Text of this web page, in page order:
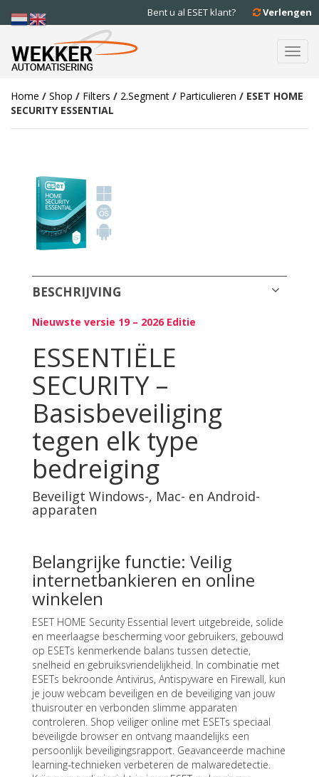
Bent u al ESET klant? Verlengen
Home / Shop / Filters / 2.Segment / Particulieren / ESET HOME
SECURITY ESSENTIAL
BESCHRIJVING
Nieuwste versie 19 – 2026 Editie
ESSENTIËLE
SECURITY –
Basisbeveiliging
tegen elk type
bedreiging
Beveiligt Windows-, Mac- en Android-
apparaten
Belangrijke functie: Veilig
internetbankieren en online
winkelen
ESET HOME Security Essential levert uitgebreide, solide
en meerlaagse bescherming voor gebruikers, gebouwd
op ESETs kenmerkende balans tussen detectie,
snelheid en gebruiksvriendelijkheid. In combinatie met
ESETs bekroonde Antivirus, Antispyware en Firewall, kun
je jouw webcam beveiligen en de beveiliging van jouw
thuisrouter en verbonden slimme apparaten
controleren. Shop veiliger online met ESETs speciaal
beveiligde browser en ontvang maandelijks een
persoonlijk beveiligingsrapport. Geavanceerde machine
learning-technieken verbeteren de malwaredetectie.